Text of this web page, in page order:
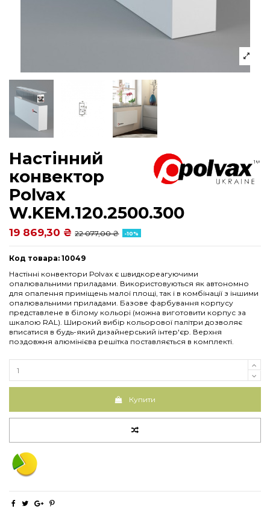
Настінний
конвектор
Polvax
W.KEM.120.2500.300
19 869,30 ₴ 22 077,00 ₴ -10%
Код товара: 10049
Настінні конвектори Polvax є швидкореагуючими
опалювальними приладами. Використовуються як автономно
для опалення приміщень малої площі, так і в комбінації з іншими
опалювальними приладами. Базове фарбування корпусу
представлене в білому кольорі (можна виготовити корпус за
шкалою RAL). Широкий вибір кольорової палітри дозволяє
вписатися в будь-який дизайнерський інтер'єр. Верхня
поздовжня алюмінієва решітка поставляється в комплекті.
Купити